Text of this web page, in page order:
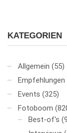
KATEGORIEN
Allgemein (55)
Empfehlungen
Events (325)
Fotoboom
Best-of's